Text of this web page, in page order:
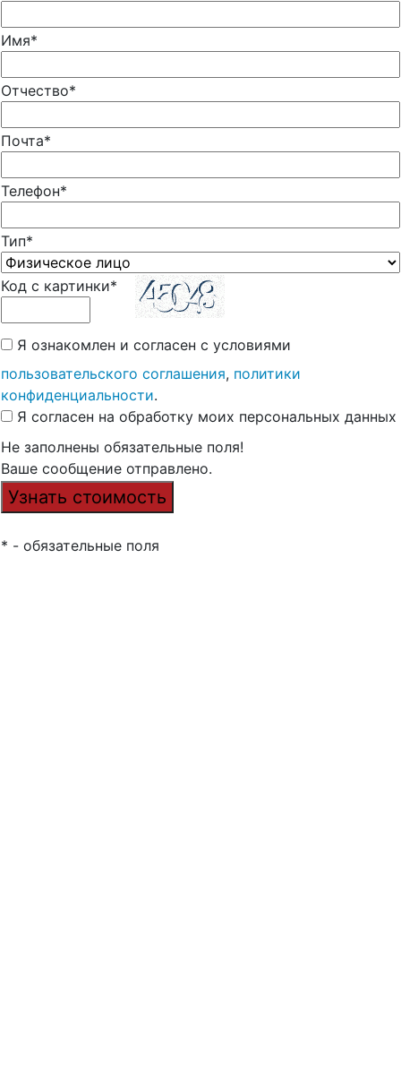
Имя*
Отчество*
Почта*
Телефон*
Тип*
Код с картинки*
Я ознакомлен и согласен с условиями
пользовательского соглашения, политики
конфиденциальности.
Я согласен на обработку моих персональных данных
Не заполнены обязательные поля!
Ваше сообщение отправлено.
* - обязательные поля